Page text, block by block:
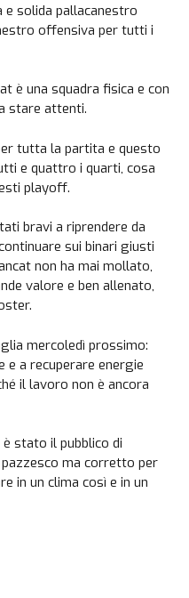
e solida pallacanestro
offensiva per tutti i
è una squadra fisica e con
stare attenti.
tutta la partita e questo
e quattro i quarti, cosa
playoff.
bravi a riprendere da
sui binari giusti
non ha mai mollato,
valore e ben allenato,
mercoledì prossimo:
e a recuperare energie
il lavoro non è ancora
stato il pubblico di
ma corretto per
in un clima così e in un